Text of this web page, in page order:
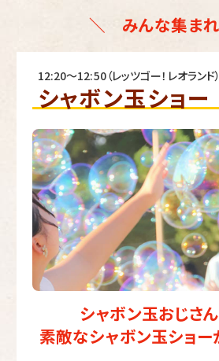
＼ みんな集ま
12:20～12:50（レッツゴー！レオランド）
シャボン玉ショー
シャボン玉おじさん
素敵なシャボン玉ショー